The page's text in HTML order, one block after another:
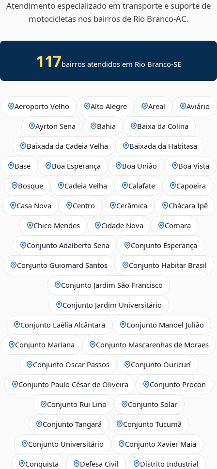
Atendimento especializado em transporte e suporte de
motocicletas nos bairros de Rio Branco‑AC.
117bairros atendidos em Rio Branco-SE
Aeroporto Velho Alto Alegre Areal Aviário
Ayrton Sena Bahia Baixa da Colina
Baixada da Cadeia Velha Baixada da Habitasa
Base Boa Esperança Boa União Boa Vista
Bosque Cadeia Velha Calafate Capoeira
Casa Nova Centro Cerâmica Chácara Ipê
Chico Mendes Cidade Nova Comara
Conjunto Adalberto Sena Conjunto Esperança
Conjunto Guiomard Santos Conjunto Habitar Brasil
Conjunto Jardim São Francisco
Conjunto Jardim Universitário
Conjunto Laélia Alcântara Conjunto Manoel Julião
Conjunto Mariana Conjunto Mascarenhas de Moraes
Conjunto Oscar Passos Conjunto Ouricurí
Conjunto Paulo César de Oliveira Conjunto Procon
Conjunto Rui Lino Conjunto Solar
Conjunto Tangará Conjunto Tucumã
Conjunto Universitário Conjunto Xavier Maia
Conquista Defesa Civil Distrito Industrial